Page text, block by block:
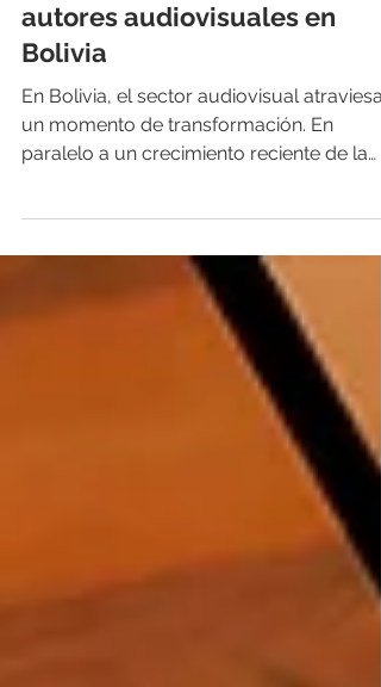
organizar los derechos de los
autores audiovisuales en
Bolivia
En Bolivia, el sector audiovisual atraviesa
un momento de transformación. En
producción cinematográfica, los propios
una estructura que permita defender y
administrar sus derechos de autor. En ese
contexto nació FILMAR, una sociedad de
gestión fundada por creadores y
productores audiovisuales que buscan
organizar la recaudación y distribución de
derechos para directores, guionistas y